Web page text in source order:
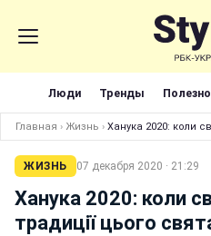
Люди Тренды
Главная › Жизнь › Ханука 2020: коли
ЖИЗНЬ 07 декабря 2020 · 21:29
Ханука 2020: коли
традиції цього